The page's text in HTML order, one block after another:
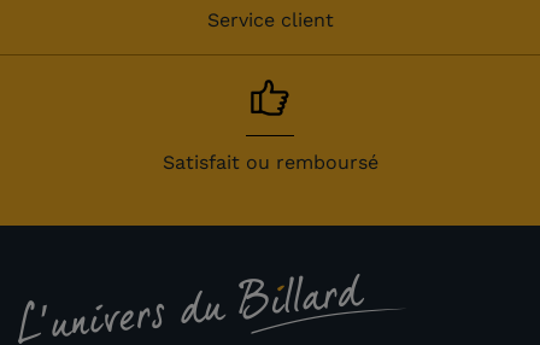
Service client
Satisfait ou remboursé